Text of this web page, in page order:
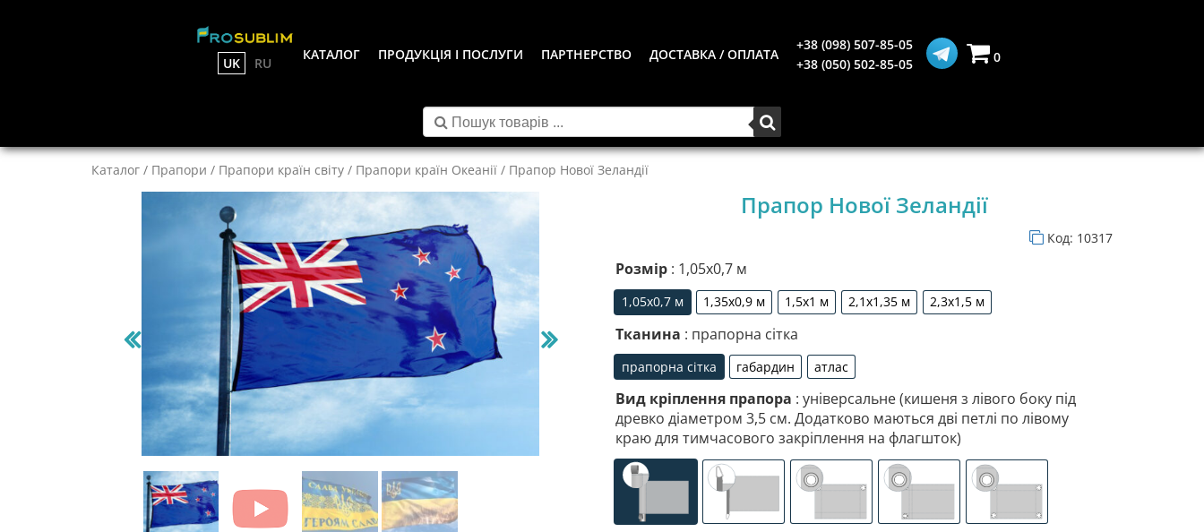
UK RU
КАТАЛОГ ПРОДУКЦІЯ І ПОСЛУГИ ПАРТНЕРСТВО ДОСТАВКА / ОПЛАТА
+38 (098) 507-85-05
+38 (050) 502-85-05
0
Каталог / Прапори / Прапори країн світу / Прапори країн Океанії / Прапор Нової Зеландії
Прапор Нової Зеландії
Код: 10317
Розмір : 1,05х0,7 м
1,05х0,7 м
1,05х0,7 м
1,35х0,9 м
1,35х0,9 м
1,5х1 м
1,5х1 м
2,1х1,35 м
2,1х1,35 м
2,3х1,5 м
2,3х1,5 м
Тканина : прапорна сітка
прапорна сітка
прапорна сітка
габардин
габардин
атлас
атлас
Вид кріплення прапора : універсальне (кишеня з лівого боку під
древко діаметром 3,5 см. Додатково маються дві петлі по лівому
краю для тимчасового закріплення на флагшток)